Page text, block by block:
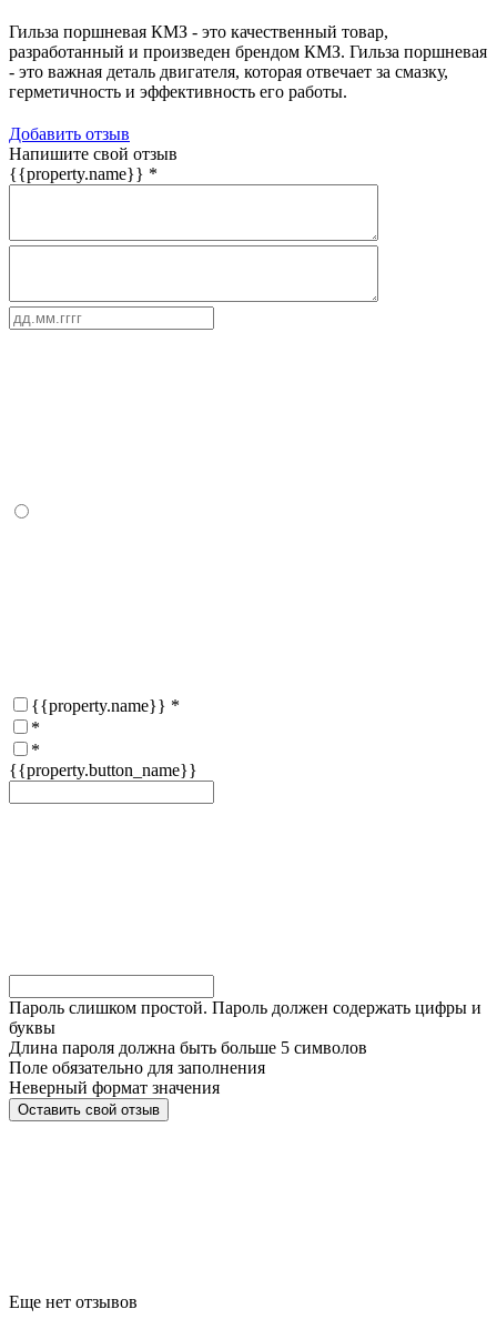
Гильза поршневая КМЗ - это качественный товар,
разработанный и произведен брендом КМЗ. Гильза поршневая
- это важная деталь двигателя, которая отвечает за смазку,
герметичность и эффективность его работы.
Добавить отзыв
Напишите свой отзыв
{{property.name}} *
{{property.name}} *
*
*
{{property.button_name}}
Пароль слишком простой. Пароль должен содержать цифры и
буквы
Длина пароля должна быть больше 5 символов
Поле обязательно для заполнения
Неверный формат значения
Еще нет отзывов